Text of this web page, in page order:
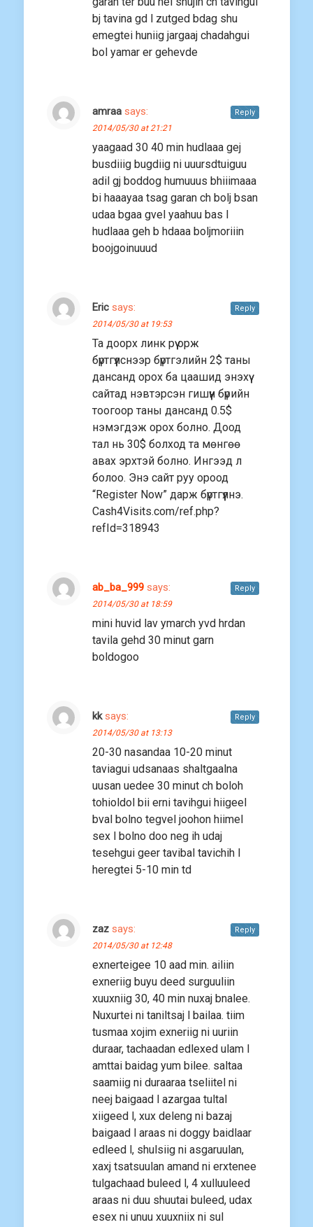
bj tavina gd l zutged bdag shu
emegtei huniig jargaaj chadahgui
bol yamar er gehevde
amraa says:
2014/05/30 at 21:21
yaagaad 30 40 min hudlaaa gej
busdiiig bugdiig ni uuursdtuiguu
adil gj boddog humuuus bhiiimaaa
bi haaayaa tsag garan ch bolj bsan
udaa bgaa gvel yaahuu bas l
hudlaaa geh b hdaaa boljmoriiin
boojgoinuuud
Reply
Eric says:
2014/05/30 at 19:53
Та доорх линк рүү орж
бүртгүүлснээр бүртгэлийн 2$ таны
дансанд орох ба цаашид энэхүү
сайтад нэвтэрсэн гишүүн бүрийн
тоогоор таны дансанд 0.5$
нэмэгдэж орох болно. Доод
тал нь 30$ болход та мөнгөө
авах эрхтэй болно. Ингээд л
болоо. Энэ сайт руу ороод
“Register Now” дарж бүртгүүлнэ.
Cash4Visits.com/ref.php?
refId=318943
Reply
ab_ba_999 says:
2014/05/30 at 18:59
mini huvid lav ymarch yvd hrdan
tavila gehd 30 minut garn
boldogoo
Reply
kk says:
2014/05/30 at 13:13
20-30 nasandaa 10-20 minut
taviagui udsanaas shaltgaalna
uusan uedee 30 minut ch boloh
tohioldol bii erni tavihgui hiigeel
bval bolno tegvel joohon hiimel
sex l bolno doo neg ih udaj
tesehgui geer tavibal tavichih l
heregtei 5-10 min td
Reply
zaz says:
2014/05/30 at 12:48
exnerteigee 10 aad min. ailiin
exneriig buyu deed surguuliin
xuuxniig 30, 40 min nuxaj bnalee.
Nuxurtei ni taniltsaj l bailaa. tiim
tusmaa xojim exneriig ni uuriin
duraar, tachaadan edlexed ulam l
amttai baidag yum bilee. saltaa
saamiig ni duraaraa tseliitel ni
neej baigaad l azargaa tultal
xiigeed l, xux deleng ni bazaj
baigaad l araas ni doggy baidlaar
edleed l, shulsiig ni asgaruulan,
xaxj tsatsuulan amand ni erxtenee
tulgachaad buleed l, 4 xulluuleed
araas ni duu shuutai buleed, udax
esex ni unuu xuuxniix ni sul
Reply